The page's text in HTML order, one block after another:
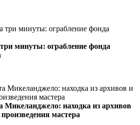
минуты: ограбление фонда
Микеланджело: находка из архивов
мастера